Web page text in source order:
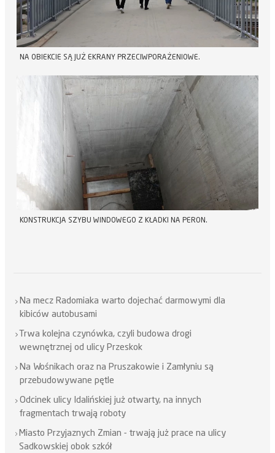
NA OBIEKCIE SĄ JUŻ EKRANY PRZECIWPORAŻENIOWE.
KONSTRUKCJA SZYBU WINDOWEGO Z KŁADKI NA PERON.
Na mecz Radomiaka warto dojechać darmowymi dla
kibiców autobusami
Trwa kolejna czynówka, czyli budowa drogi
wewnętrznej od ulicy Przeskok
Na Wośnikach oraz na Pruszakowie i Zamłyniu są
przebudowywane pętle
Odcinek ulicy Idalińskiej już otwarty, na innych
fragmentach trwają roboty
Miasto Przyjaznych Zmian - trwają już prace na ulicy
Sadkowskiej obok szkół